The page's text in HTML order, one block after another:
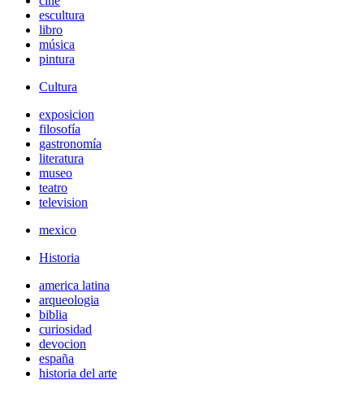
escultura
libro
música
pintura
Cultura
exposicion
filosofía
gastronomía
literatura
museo
teatro
television
mexico
Historia
america latina
arqueologia
biblia
curiosidad
devocion
españa
historia del arte